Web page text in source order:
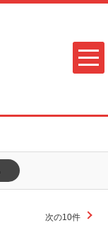
次の10件